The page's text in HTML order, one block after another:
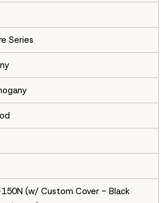
Series
150N (w/ Custom Cover - Black